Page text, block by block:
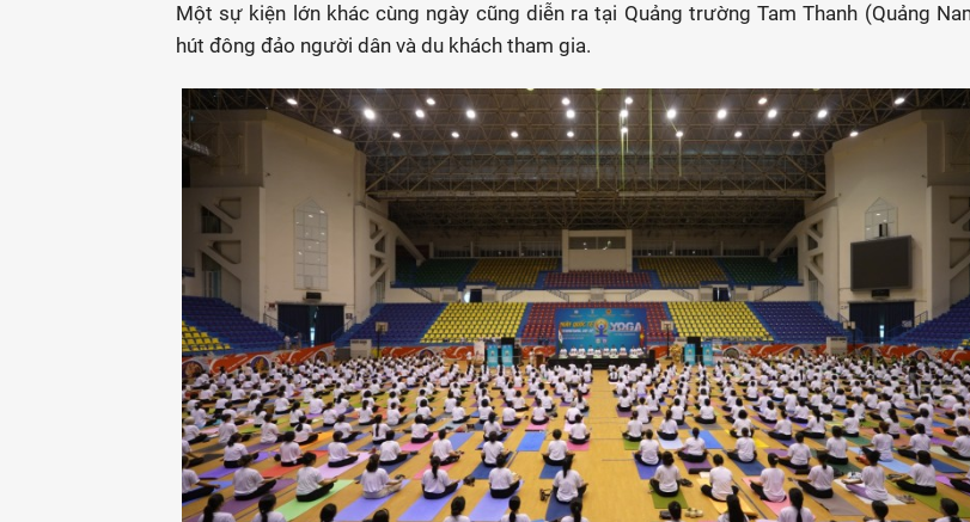
Một sự kiện lớn khác cùng ngày cũng diễn ra tại Quảng trường Tam Thanh (Quảng
hút đông đảo người dân và du khách tham gia.